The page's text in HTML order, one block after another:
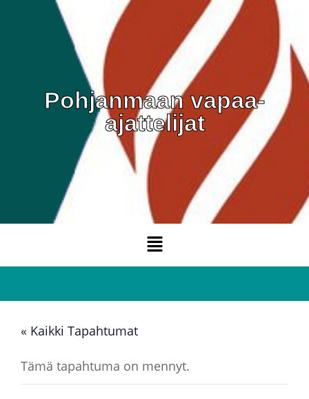
Pohjanmaan vapaa-
ajattelijat
« Kaikki Tapahtumat
Tämä tapahtuma on mennyt.